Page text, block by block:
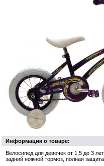
Информация о товаре:
Велосипед для девочек от 1,5 до 3
задний ножной тормоз, полная